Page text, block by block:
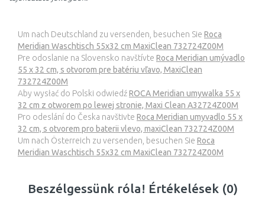
Um nach Deutschland zu versenden, besuchen Sie Roca
Meridian Waschtisch 55x32 cm MaxiClean 732724Z00M
Pre odoslanie na Slovensko navštívte Roca Meridian umývadlo
55 x 32 cm, s otvorom pre batériu vľavo, MaxiClean
732724Z00M
Aby wysłać do Polski odwiedźROCA Meridian umywalka 55 x
32 cm z otworem po lewej stronie, Maxi Clean A32724Z00M
Pro odeslání do Česka navštivte Roca Meridian umyvadlo 55 x
32 cm, s otvorem pro baterii vlevo, maxiClean 732724Z00M
Um nach Österreich zu versenden, besuchen Sie Roca
Meridian Waschtisch 55x32 cm MaxiClean 732724Z00M
Beszélgessünk róla! Értékelések (0)